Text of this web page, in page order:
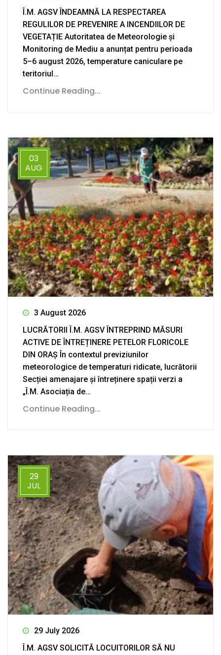
Î.M. AGSV ÎNDEAMNĂ LA RESPECTAREA
REGULILOR DE PREVENIRE A INCENDIILOR DE
VEGETAȚIE Autoritatea de Meteorologie și
Monitoring de Mediu a anunțat pentru perioada
5–6 august 2026, temperature caniculare pe
teritoriul…
Continue Reading...
03
AUG
3 August 2026
LUCRĂTORII Î.M. AGSV ÎNTREPRIND MĂSURI
ACTIVE DE ÎNTREȚINERE PETELOR FLORICOLE
DIN ORAȘ În contextul previziunilor
meteorologice de temperaturi ridicate, lucrătorii
Secției amenajare și întreținere spații verzi a
„Î.M. Asociația de…
Continue Reading...
29
JUL
29 July 2026
Î.M. AGSV SOLICITĂ LOCUITORILOR SĂ NU